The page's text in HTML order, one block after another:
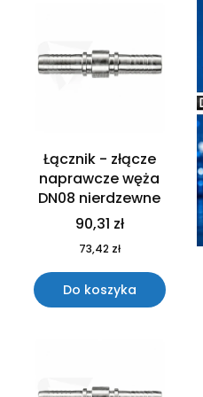
Łącznik - złącze
naprawcze węża
DN08 nierdzewne
90,31 zł
73,42 zł
Do koszyka